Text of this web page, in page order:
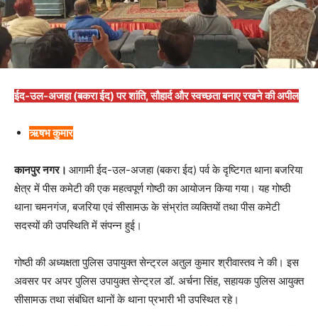
ईद-उल-अजहा (बकरा ईद) पर शांति, सौहार्द और स्वच्छता बनाए रखने की अपील
ऋषभ कुमार
कानपुर नगर। आगामी ईद-उल-अजहा (बकरा ईद) पर्व के दृष्टिगत थाना बजरिया
क्षेत्र में पीस कमेटी की एक महत्वपूर्ण गोष्ठी का आयोजन किया गया। यह गोष्ठी
थाना चमनगंज, बजरिया एवं सीसामऊ के संभ्रांत व्यक्तियों तथा पीस कमेटी
सदस्यों की उपस्थिति में संपन्न हुई।
गोष्ठी की अध्यक्षता पुलिस उपायुक्त सेन्ट्रल अतुल कुमार श्रीवास्तव ने की। इस
अवसर पर अपर पुलिस उपायुक्त सेन्ट्रल डॉ. अर्चना सिंह, सहायक पुलिस आयुक्त
सीसामऊ तथा संबंधित थानों के थाना प्रभारी भी उपस्थित रहे।